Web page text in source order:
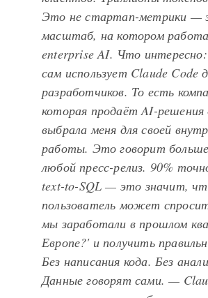
Это не стартап-метрики —
масштаб, на котором
enterprise AI. Что
сам использует Claude Code
разработчиков. То есть
которая продаёт AI-решения
выбрала меня для своей
работы. Это говорит
любой пресс-релиз. 90%
text-to-SQL — это значит,
пользователь может
мы заработали в прошлом
Европе?' и получить
Без написания кода. Без
Данные говорят сами. —